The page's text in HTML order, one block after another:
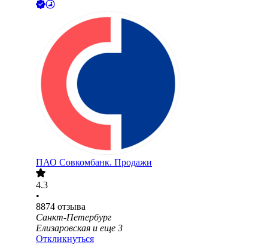
ПАО Совкомбанк. Продажи
4.3
•
8874 отзыва
Санкт-Петербург
Елизаровская и еще 3
Откликнуться